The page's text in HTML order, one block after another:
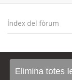
Índex del fòrum
Elimina totes